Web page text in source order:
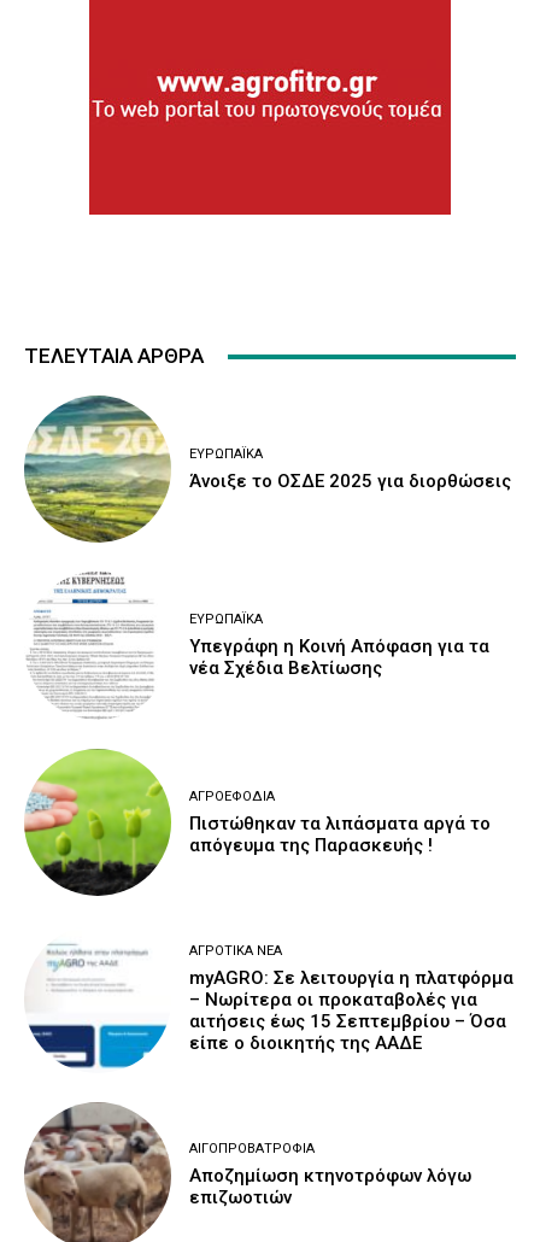
ΤΕΛΕΥΤΑΙΑ ΑΡΘΡΑ
ΕΥΡΩΠΑΪΚΆ
Άνοιξε το ΟΣΔΕ 2025 για διορθώσεις
ΕΥΡΩΠΑΪΚΆ
Υπεγράφη η Κοινή Απόφαση για τα
νέα Σχέδια Βελτίωσης
ΑΓΡΟΕΦΌΔΙΑ
Πιστώθηκαν τα λιπάσματα αργά το
απόγευμα της Παρασκευής !
ΑΓΡΟΤΙΚΆ ΝΈΑ
myAGRO: Σε λειτουργία η πλατφόρμα
– Νωρίτερα οι προκαταβολές για
αιτήσεις έως 15 Σεπτεμβρίου – Όσα
είπε ο διοικητής της ΑΑΔΕ
ΑΙΓΟΠΡΟΒΑΤΡΟΦΊΑ
Αποζημίωση κτηνοτρόφων λόγω
επιζωοτιών